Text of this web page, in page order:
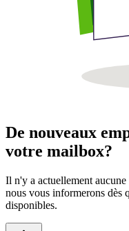
De nouveaux
votre mailbox?
Il n'y a actuellement
nous vous informerons dès
disponibles.